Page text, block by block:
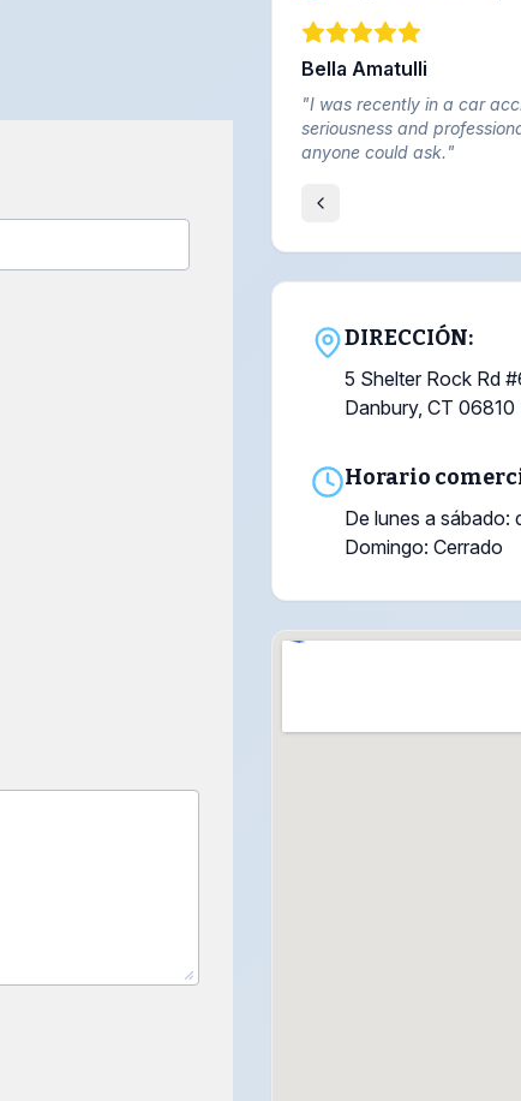
Bella Amatulli
"I was recently in a car
seriousness and
anyone could ask."
DIRECCIÓN:
5 Shelter Rock Rd
Danbury, CT 06810
Horario
De lunes a sábado:
Domingo: Cerrado